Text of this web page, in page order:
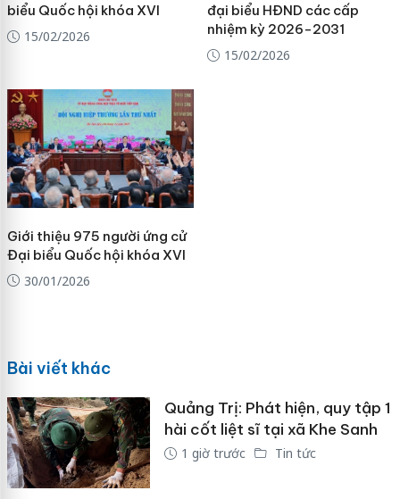
biểu Quốc hội khóa XVI
15/02/2026
đại biểu HĐND các cấp
nhiệm kỳ 2026-2031
15/02/2026
Giới thiệu 975 người ứng cử
Đại biểu Quốc hội khóa XVI
30/01/2026
Bài viết khác
Quảng Trị: Phát hiện, quy tập 1
hài cốt liệt sĩ tại xã Khe Sanh
1 giờ trước Tin tức